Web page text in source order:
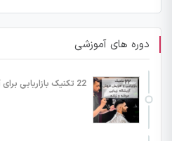
دوره های آموزشی
22 تکنیک بازاریابی برای آرایشگاه و سالن های زیبایی